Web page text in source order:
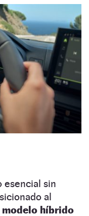
esencial sin
al
modelo híbrido